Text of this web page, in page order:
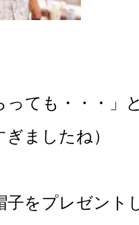
っても・・・」
ましたね）
子をプレゼント